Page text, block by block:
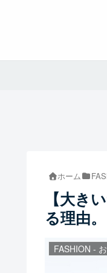
ホーム
【大き
る理由。
FASHION -